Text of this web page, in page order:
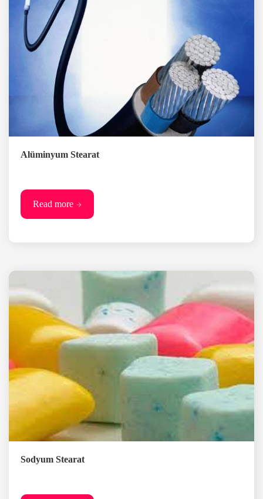
Alüminyum Stearat
Read more
Sodyum Stearat